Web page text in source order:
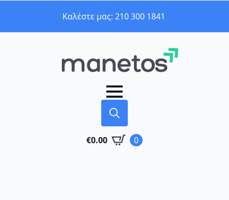
Καλέστε μας: 210 300 1841
for:
€0.00 0